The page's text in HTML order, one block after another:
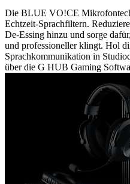
Die BLUE VO!CE
Echtzeit-Sprachfiltern.
De-Essing hinzu und sorge
und professioneller klingt. Hol
Sprachkommunikation in
über die G HUB Gaming